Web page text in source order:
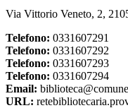
Via Vittorio Veneto, 2,
Telefono: 0331607291
Telefono: 0331607292
Telefono: 0331607293
Telefono: 0331607294
Email:
URL: